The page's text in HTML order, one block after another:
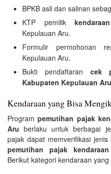
BPKB asli dan salinan
KTP pemilikkendaraan
Kepulauan Aru.
Formulir permohonan
Kepulauan Aru.
Bukti pendaftaran cek
Kabupaten Kepulauan Aru
Kendaraan yang Bisa
Programpemutihan pajak
Aru berlaku untuk berbagai
pajak dapat memverifikasi jenis
pemutihan pajak
Berikut kategori kendaraan